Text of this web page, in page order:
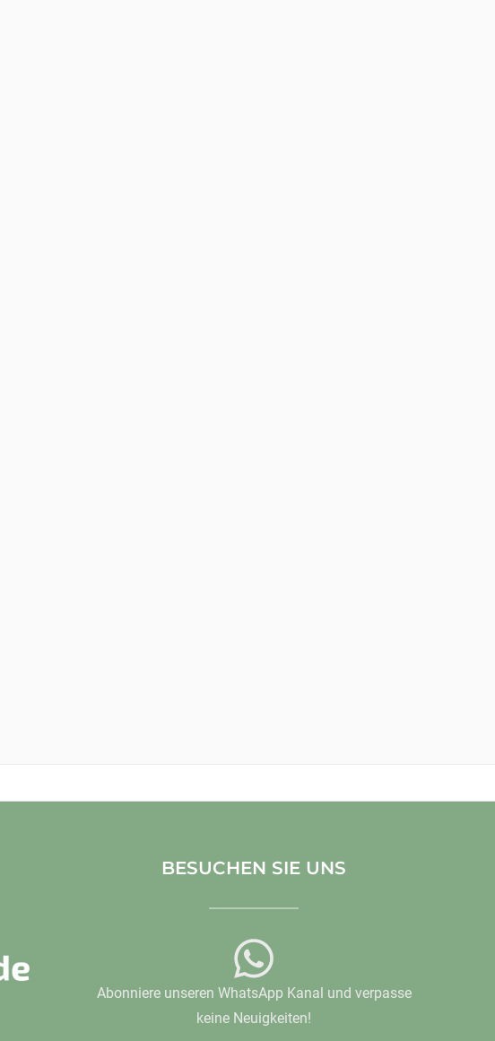
BESUCHEN SIE UNS
Abonniere unseren WhatsApp Kanal und verpasse
keine Neuigkeiten!